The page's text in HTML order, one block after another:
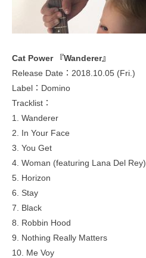
Cat Power 『Wanderer』
Release Date：2018.10.05 (Fri.)
Label：Domino
Tracklist：
1. Wanderer
2. In Your Face
3. You Get
4. Woman (featuring Lana Del Rey)
5. Horizon
6. Stay
7. Black
8. Robbin Hood
9. Nothing Really Matters
10. Me Voy